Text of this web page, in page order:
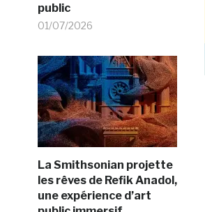
public
01/07/2026
La Smithsonian projette
les rêves de Refik Anadol,
une expérience d’art